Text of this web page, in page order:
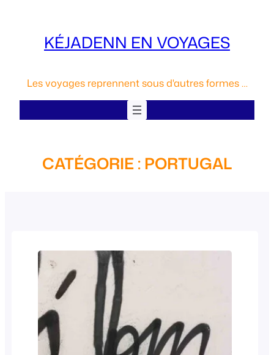
KÉJADENN EN VOYAGES
Les voyages reprennent sous d'autres formes …
CATÉGORIE :PORTUGAL